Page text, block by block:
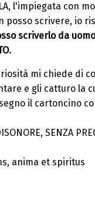
l'impiegata con
posso scrivere, io
scriverlo da
mi chiede di
e gli catturo la
il cartoncino
SENZA
anima et spiritus